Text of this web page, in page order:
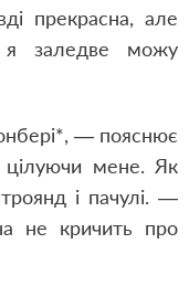
прекрасна, але
заледве можу
— пояснює
мене. Як
і пачулі. —
не кричить про